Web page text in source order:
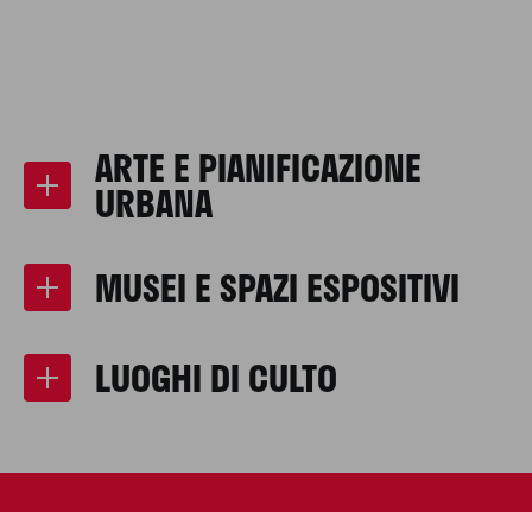
ARTE E PIANIFICAZIONE
URBANA
MUSEI E SPAZI ESPOSITIVI
LUOGHI DI CULTO